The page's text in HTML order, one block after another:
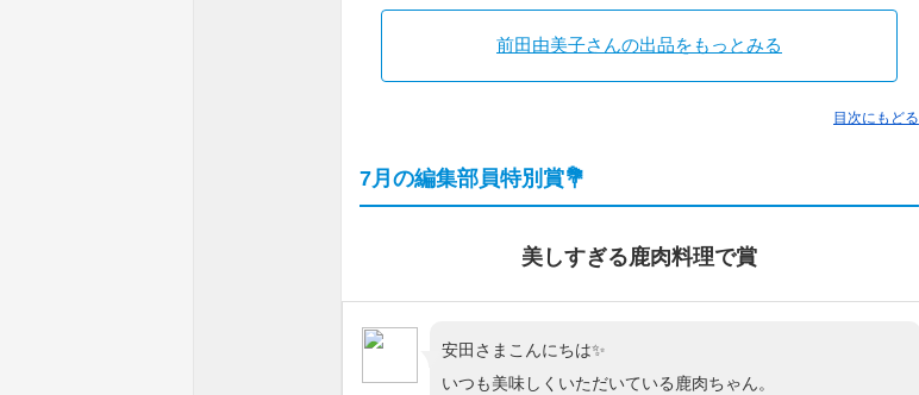
前田由美子さんの出品をもっとみる
目次にもどる
7月の編集部員特別賞💐
美しすぎる鹿肉料理で賞
安田さまこんにちは✨
いつも美味しくいただいている鹿肉ちゃん。